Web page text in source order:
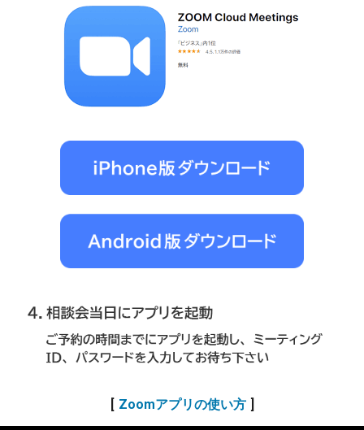
Zoomアプリの使い方